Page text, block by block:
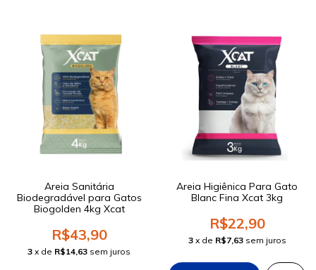
Areia Sanitária
Biodegradável para Gatos
Biogolden 4kg Xcat
R$43,90
3 x de R$14,63 sem juros
Areia Higiênica Para Gato
Blanc Fina Xcat 3kg
R$22,90
3 x de R$7,63 sem juros